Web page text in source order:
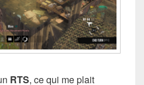
RTS, ce qui me plait